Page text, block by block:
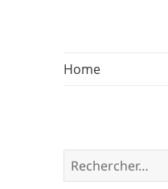
Home
Rechercher :